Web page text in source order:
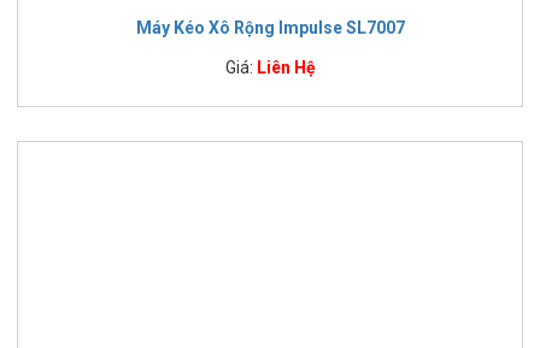
Máy Kéo Xô Rộng Impulse SL7007
Giá: Liên Hệ